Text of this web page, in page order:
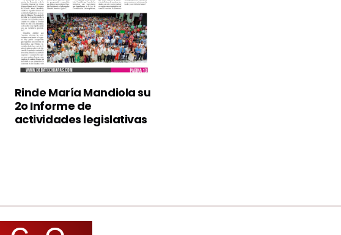
Rinde María Mandiola su
2o Informe de
actividades legislativas